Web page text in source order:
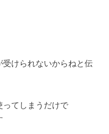
けられないからねと伝
ってしまうだけで